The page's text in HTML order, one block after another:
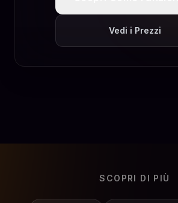
Vedi i Prezzi
SCOPRI DI PIÙ